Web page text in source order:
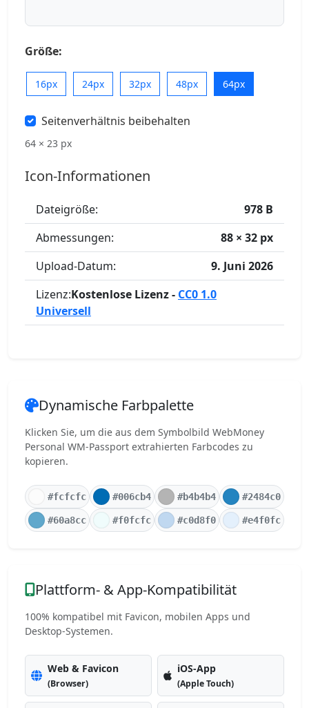
Größe:
16px 24px 32px 48px 64px
Seitenverhältnis beibehalten
64 × 23 px
Icon-Informationen
Dateigröße:
978 B
Abmessungen:
88 × 32 px
Upload-Datum:
9. Juni 2026
Lizenz:Kostenlose Lizenz - CC0 1.0
Universell
Dynamische Farbpalette
Klicken Sie, um die aus dem Symbolbild WebMoney
Personal WM-Passport extrahierten Farbcodes zu
kopieren.
#fcfcfc #006cb4 #b4b4b4 #2484c0
#60a8cc #f0fcfc #c0d8f0 #e4f0fc
Plattform- & App-Kompatibilität
100% kompatibel mit Favicon, mobilen Apps und
Desktop-Systemen.
Web & Favicon
(Browser)
iOS-App
(Apple Touch)